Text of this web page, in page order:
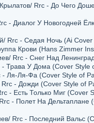
Rrc - До Чего
- Диалог У Новогодней
Rrc - Седая Ночь (Ai Cover
Крови (Hans Zimmer
Rrc - Снег Над
Трава У Дома (Cover Style
Ля-Ля-Фа (Cover Style of
- Дожди (Cover Style of
- Есть Только Миг (Cover
- Полет На Дельтаплане
Rrc - Последний Вальс